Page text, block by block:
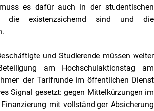
es dafür auch in der studentischen
die existenzsichernd sind und die
und Studierende müssen weiter
am Hochschulaktionstag am
der Tarifrunde im öffentlichen Dienst
Signal gesetzt: gegen Mittelkürzungen im
mit vollständiger Absicherung